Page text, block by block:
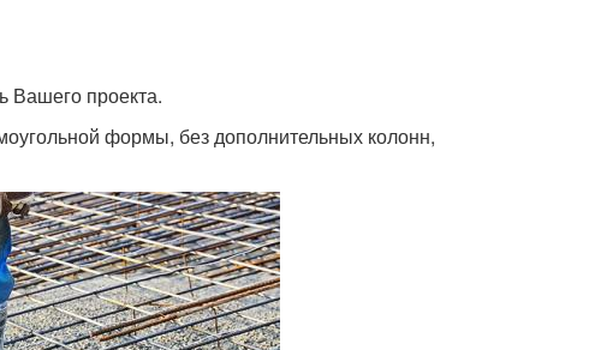
Вашего проекта.
формы, без дополнительных колонн,